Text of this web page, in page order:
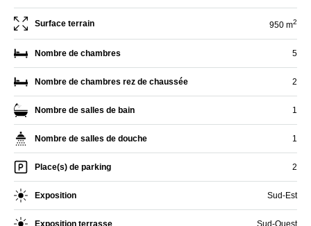
Surface terrain 950 m2
Nombre de chambres 5
Nombre de chambres rez de chaussée 2
Nombre de salles de bain 1
Nombre de salles de douche 1
Place(s) de parking 2
Exposition Sud-Est